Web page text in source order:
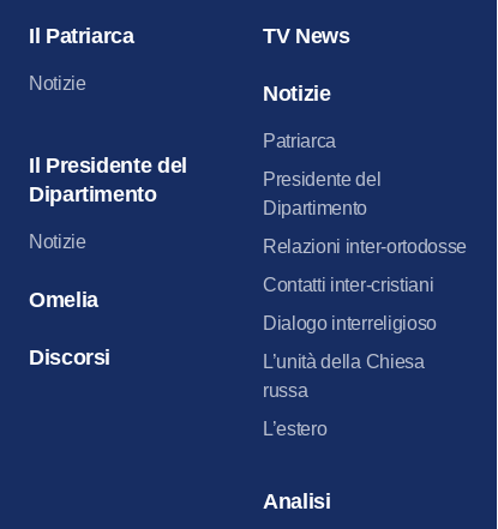
Il Patriarca
Notizie
Il Presidente del
Dipartimento
Notizie
Omelia
Discorsi
TV News
Notizie
Patriarca
Presidente del
Dipartimento
Relazioni inter-ortodosse
Contatti inter-cristiani
Dialogo interreligioso
L’unità della Chiesa
russa
L’estero
Analisi